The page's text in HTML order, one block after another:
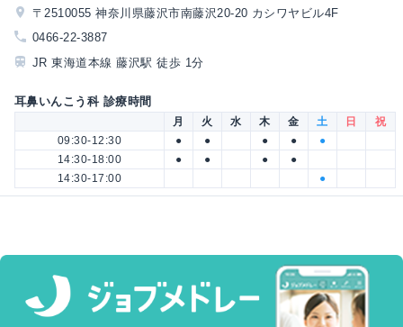
〒2510055 神奈川県藤沢市南藤沢20-20 カシワヤビル4F
0466-22-3887
JR 東海道本線 藤沢駅 徒歩 1分
耳鼻いんこう科 診療時間
月 火 水 木 金 土 日
祝
09:30-12:30
● ● ● ●
●
14:30-18:00
● ● ●
●
14:30-17:00
●